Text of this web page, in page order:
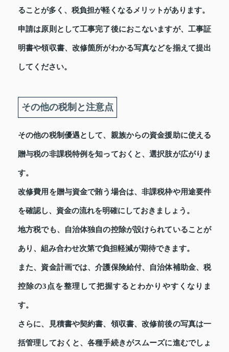
ることが多く、税負担が軽くなるメリットがあります。
申請は原則として工事完了後におこないますが、工事証
明書や領収書、改修箇所がわかる写真などを揃えて提出
してください。
その他の税制と注意点
その他の税制優遇として、親族からの資金援助に使える
贈与税の非課税特例を知っておくと、選択肢が広がりま
す。
改修費用を贈与資金で賄う場合は、非課税枠や用途要件
を確認し、資金の流れを明確にしておきましょう。
地方税でも、自治体独自の控除が設けられていることが
あり、組み合わせ次第で負担軽減が期待できます。
また、資金計画では、介護保険給付、自治体補助金、税
控除の3点を整理して把握するとわかりやすくなりま
す。
さらに、見積書や契約書、領収書、改修前後の写真は一
括管理しておくと、各種手続きがスムーズに進むでしょ